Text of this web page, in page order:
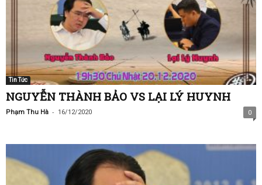
Tin Tức
NGUYỄN THÀNH BẢO VS LẠI LÝ HUYNH
Phạm Thu Hà - 16/12/2020 0